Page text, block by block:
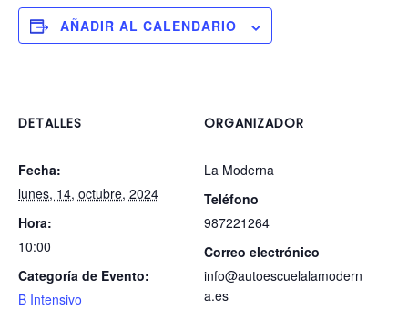
AÑADIR AL CALENDARIO
DETALLES
Fecha:
lunes, 14, octubre, 2024
Hora:
10:00
Categoría de Evento:
B Intensivo
ORGANIZADOR
La Moderna
Teléfono
987221264
Correo electrónico
info@autoescuelalamodern
a.es